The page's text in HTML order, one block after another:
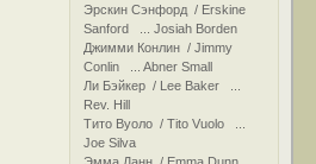
Эрскин Сэнфорд / Erskine
Sanford ... Josiah Borden
Джимми Конлин / Jimmy
Conlin ... Abner Small
Ли Бэйкер / Lee Baker ...
Rev. Hill
Тито Вуоло / Tito Vuolo ...
Joe Silva